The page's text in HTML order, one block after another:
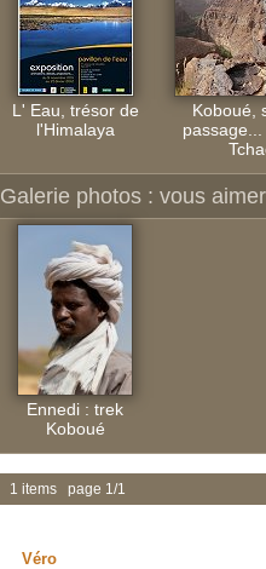
L' Eau, trésor de
l'Himalaya
Koboué,
Galerie photos : vous
Ennedi : trek
Koboué
1 items page 1/1
Véro